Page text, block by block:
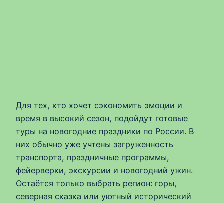
Для тех, кто хочет сэкономить эмоции и
время в высокий сезон, подойдут готовые
туры на новогодние праздники по России. В
них обычно уже учтены загруженность
транспорта, праздничные программы,
фейерверки, экскурсии и новогодний ужин.
Остаётся только выбрать регион: горы,
северная сказка или уютный исторический